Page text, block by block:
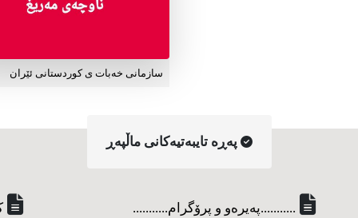
سازمانی خەبات ی کوردستانی ئێران
په‌ڕه‌ تایبه‌تیه‌کانی ماڵپه‌ڕ
...........په‌یره‌و و پرۆگرام...........